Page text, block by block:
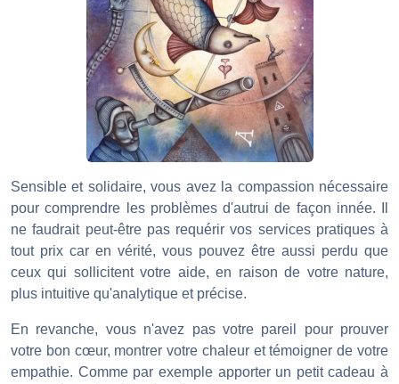
Sensible et solidaire, vous avez la compassion nécessaire
pour comprendre les problèmes d'autrui de façon innée. Il
ne faudrait peut-être pas requérir vos services pratiques à
tout prix car en vérité, vous pouvez être aussi perdu que
ceux qui sollicitent votre aide, en raison de votre nature,
plus intuitive qu'analytique et précise.
En revanche, vous n'avez pas votre pareil pour prouver
votre bon cœur, montrer votre chaleur et témoigner de votre
empathie. Comme par exemple apporter un petit cadeau à